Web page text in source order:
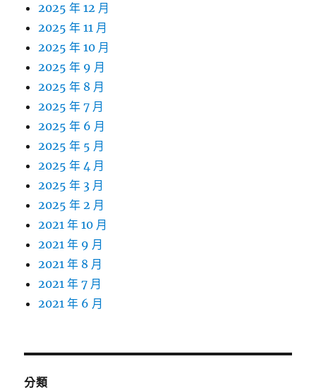
2025 年 12 月
2025 年 11 月
2025 年 10 月
2025 年 9 月
2025 年 8 月
2025 年 7 月
2025 年 6 月
2025 年 5 月
2025 年 4 月
2025 年 3 月
2025 年 2 月
2021 年 10 月
2021 年 9 月
2021 年 8 月
2021 年 7 月
2021 年 6 月
分類